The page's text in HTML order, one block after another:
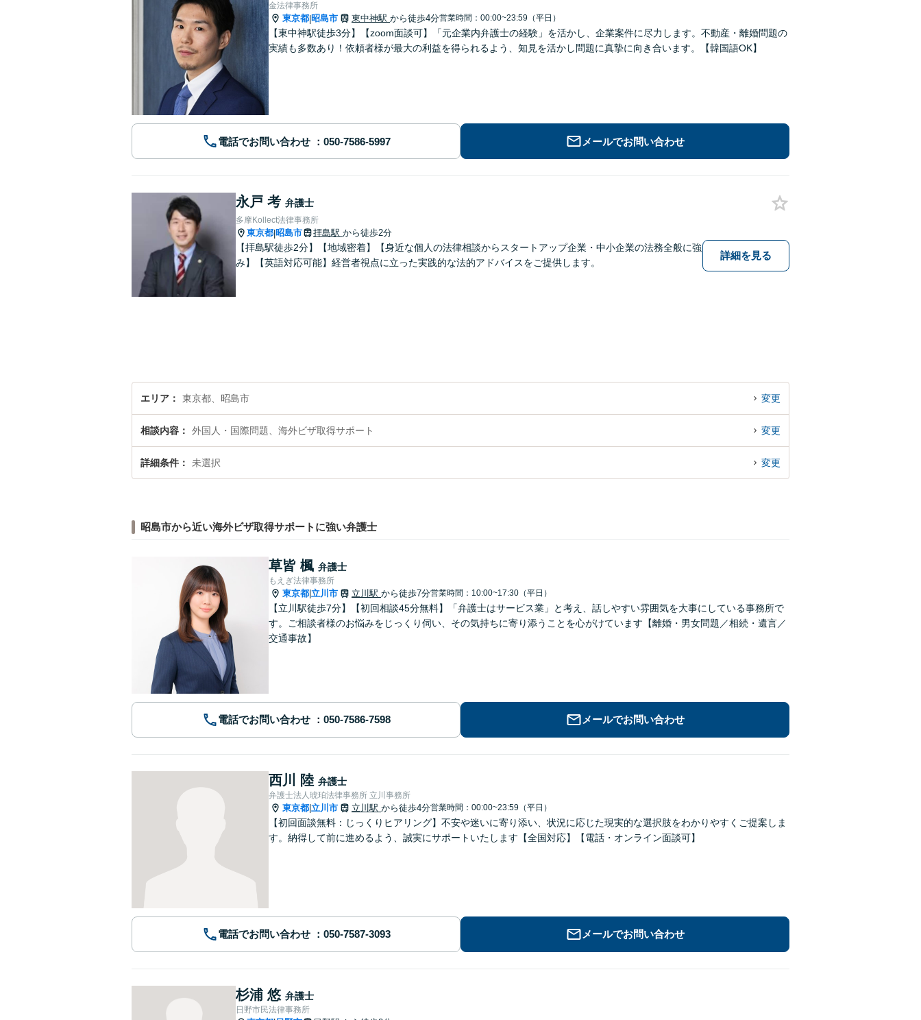
金法律事務所
東京都|昭島市 東中神駅 から徒歩4分営業時間：00:00~23:59（平日）
【東中神駅徒歩3分】【zoom面談可】「元企業内弁護士の経験」を活かし、企業案件に尽力します。不動産・離婚問題の
実績も多数あり！依頼者様が最大の利益を得られるよう、知見を活かし問題に真摯に向き合います。【韓国語OK】
電話でお問い合わせ メールでお問い合わせ
永戸 考 弁護士
多摩Kollect法律事務所
東京都|昭島市 拝島駅 から徒歩2分
【拝島駅徒歩2分】【地域密着】【身近な個人の法律相談からスタートアップ企業・中小企業の法務全般に強
み】【英語対応可能】経営者視点に立った実践的な法的アドバイスをご提供します。
詳細を見る
エリア 東京都、昭島市 変更
相談内容 外国人・国際問題、海外ビザ取得サポート 変更
詳細条件 未選択 変更
昭島市から近い海外ビザ取得サポートに強い弁護士
草皆 楓 弁護士
もえぎ法律事務所
東京都 立川市 立川駅 から徒歩7分営業時間：10:00~17:30（平日）
【立川駅徒歩7分】【初回相談45分無料】「弁護士はサービス業」と考え、話しやすい雰囲気を大事にしている事務所で
す。ご相談者様のお悩みをじっくり伺い、その気持ちに寄り添うことを心がけています【離婚・男女問題／相続・遺言／
交通事故】
電話でお問い合わせ メールでお問い合わせ
西川 陸 弁護士
弁護士法人琥珀法律事務所 立川事務所
東京都 立川市 立川駅 から徒歩4分営業時間：00:00~23:59（平日）
【初回面談無料：じっくりヒアリング】不安や迷いに寄り添い、状況に応じた現実的な選択肢をわかりやすくご提案しま
す。納得して前に進めるよう、誠実にサポートいたします【全国対応】【電話・オンライン面談可】
電話でお問い合わせ メールでお問い合わせ
杉浦 悠 弁護士
日野市民法律事務所